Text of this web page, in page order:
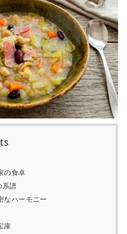
の食卓
系譜
なハーモニー
庫